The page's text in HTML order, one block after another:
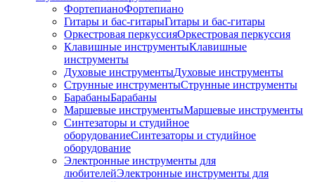
ФортепианоФортепиано
Гитары и бас-гитарыГитары и бас-гитары
Оркестровая перкуссияОркестровая перкуссия
Клавишные инструментыКлавишные
инструменты
Духовые инструментыДуховые инструменты
Струнные инструментыСтрунные инструменты
БарабаныБарабаны
Маршевые инструментыМаршевые инструменты
Синтезаторы и студийное
оборудованиеСинтезаторы и студийное
оборудование
Электронные инструменты для
любителейЭлектронные инструменты для